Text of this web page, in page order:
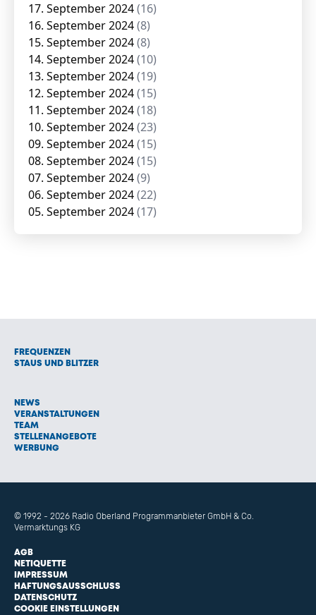
17. September 2024(16)
16. September 2024(8)
15. September 2024(8)
14. September 2024(10)
13. September 2024(19)
12. September 2024(15)
11. September 2024(18)
10. September 2024(23)
09. September 2024(15)
08. September 2024(15)
07. September 2024(9)
06. September 2024(22)
05. September 2024(17)
FREQUENZEN
STAUS UND BLITZER
NEWS
VERANSTALTUNGEN
TEAM
STELLENANGEBOTE
WERBUNG
© 1992 - 2026 Radio Oberland Programmanbieter GmbH & Co.
Vermarktungs KG
AGB
NETIQUETTE
IMPRESSUM
HAFTUNGSAUSSCHLUSS
DATENSCHUTZ
COOKIE EINSTELLUNGEN